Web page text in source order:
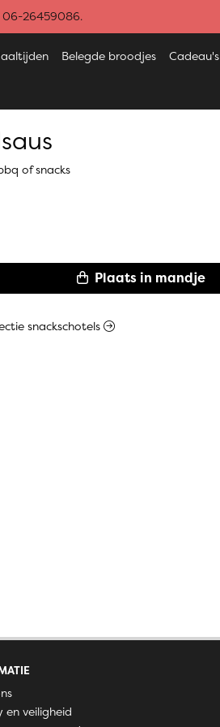
06-26459086.
Belegde broodjes Cadeau's
of snacks
Plaats in mandje
snackschotels
en veiligheid